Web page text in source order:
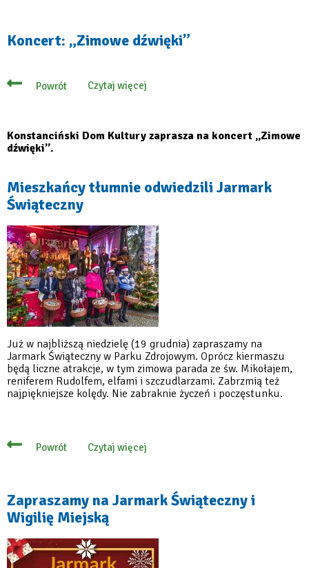
Świąteczny
do
Koncert: „Zimowe dźwięki”
Powrót Czytaj więcej
o
Konstanciński Dom Kultury zaprasza na koncert „Zimowe
dźwięki”.
Mieszkańcy tłumnie odwiedzili Jarmark
Świąteczny
Już w najbliższą niedzielę (19 grudnia) zapraszamy na
Jarmark Świąteczny w Parku Zdrojowym. Oprócz kiermaszu
będą liczne atrakcje, w tym zimowa parada ze św. Mikołajem,
reniferem Rudolfem, elfami i szczudlarzami. Zabrzmią też
najpiękniejsze kolędy. Nie zabraknie życzeń i poczęstunku.
Powrót Czytaj więcej
o
Jarmark
Świąteczny
Zapraszamy na Jarmark Świąteczny i
Wigilię Miejską